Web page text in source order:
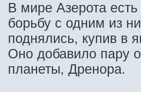
В мире Азерота
борьбу с одним из
поднялись, купив в
Оно добавило пару
планеты, Дренора.